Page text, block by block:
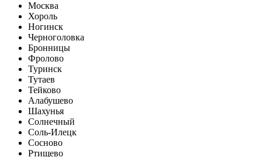
Москва
Хороль
Ногинск
Черноголовка
Бронницы
Фролово
Туринск
Тутаев
Тейково
Алабушево
Шахунья
Солнечный
Соль-Илецк
Сосново
Ртищево